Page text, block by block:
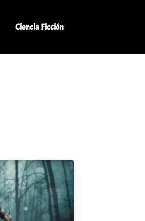
Ciencia Ficción